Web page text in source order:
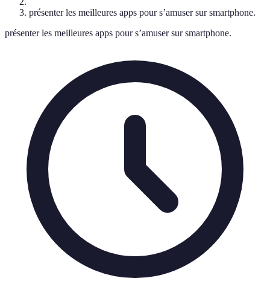
présenter les meilleures apps pour s’amuser sur smartphone.
présenter les meilleures apps pour s’amuser sur smartphone.